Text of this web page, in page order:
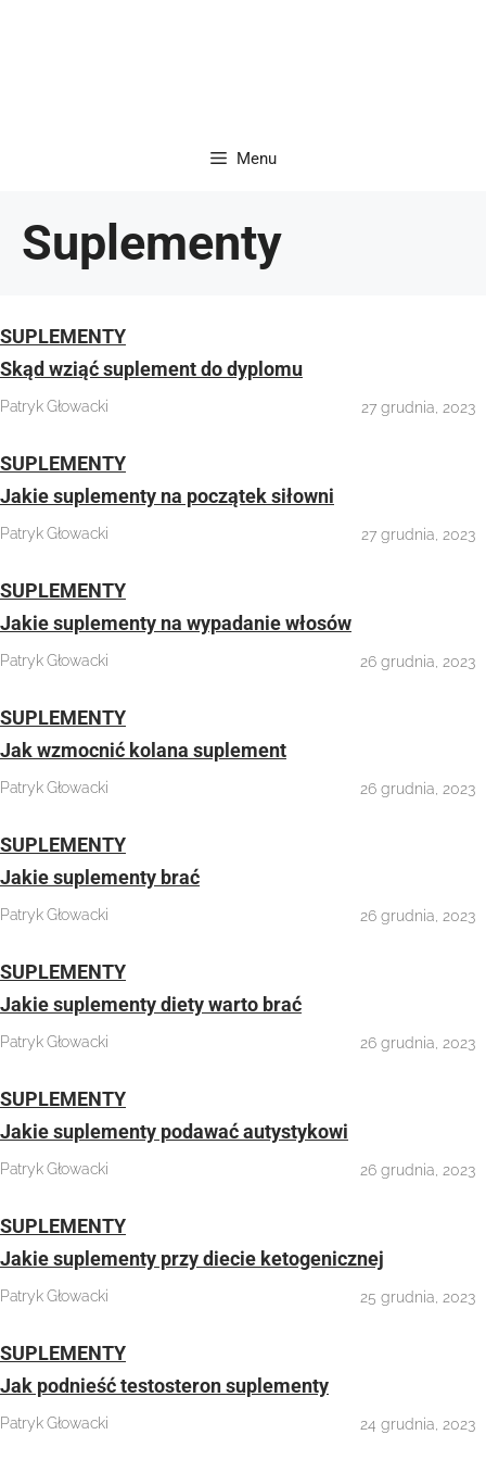
Menu
Suplementy
SUPLEMENTY
Skąd wziąć suplement do dyplomu
Patryk Głowacki 27 grudnia, 2023
SUPLEMENTY
Jakie suplementy na początek siłowni
Patryk Głowacki 27 grudnia, 2023
SUPLEMENTY
Jakie suplementy na wypadanie włosów
Patryk Głowacki 26 grudnia, 2023
SUPLEMENTY
Jak wzmocnić kolana suplement
Patryk Głowacki 26 grudnia, 2023
SUPLEMENTY
Jakie suplementy brać
Patryk Głowacki 26 grudnia, 2023
SUPLEMENTY
Jakie suplementy diety warto brać
Patryk Głowacki 26 grudnia, 2023
SUPLEMENTY
Jakie suplementy podawać autystykowi
Patryk Głowacki 26 grudnia, 2023
SUPLEMENTY
Jakie suplementy przy diecie ketogenicznej
Patryk Głowacki 25 grudnia, 2023
SUPLEMENTY
Jak podnieść testosteron suplementy
Patryk Głowacki 24 grudnia, 2023